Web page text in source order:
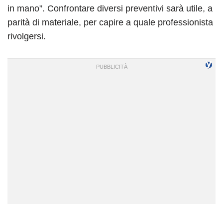
in mano”. Confrontare diversi preventivi sarà utile, a
parità di materiale, per capire a quale professionista
rivolgersi.